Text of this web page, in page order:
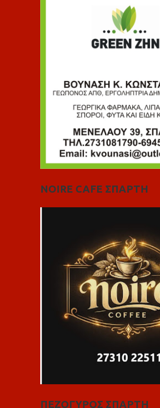
NOIRE CAFE ΣΠΑΡΤΗ
ΠΕΖΟΓΥΡΟΣ ΣΠΑΡΤΗ